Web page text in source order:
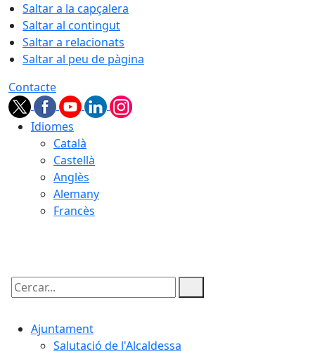
Saltar a la capçalera
Saltar al contingut
Saltar a relacionats
Saltar al peu de pàgina
Contacte
Idiomes
Català
Castellà
Anglès
Alemany
Francès
Cercar:
Ajuntament
Salutació de l'Alcaldessa